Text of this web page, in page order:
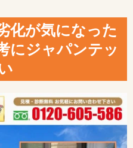
化が気になった
にジャパンテッ